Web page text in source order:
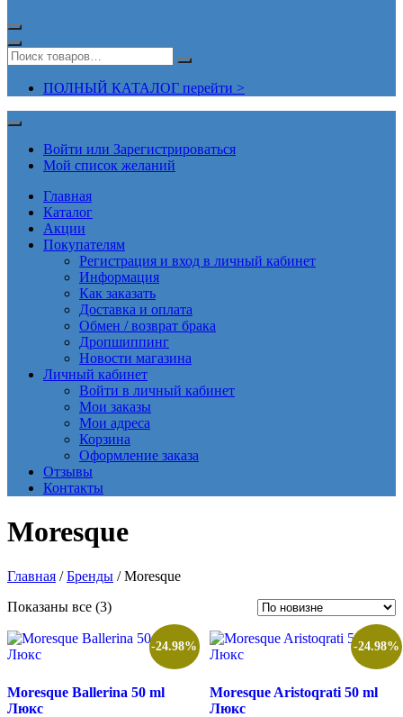
ПОЛНЫЙ КАТАЛОГ перейти >
Войти или Зарегистрироваться
Мой список желаний
Главная
Каталог
Акции
Покупателям
Регистрация и вход в личный кабинет
Информация
Как заказать
Доставка и оплата
Обмен / возврат брака
Дропшиппинг
Новости магазина
Личный кабинет
Войти в личный кабинет
Мои заказы
Мои адреса
Корзина
Оформление заказа
Отзывы
Контакты
Moresque
Главная /Бренды / Moresque
Показаны все (3)Сортировка:
недавние
-24.98%
Moresque Ballerina 50 ml
Люкс
-24.98%
Moresque Aristoqrati 50 ml
Люкс